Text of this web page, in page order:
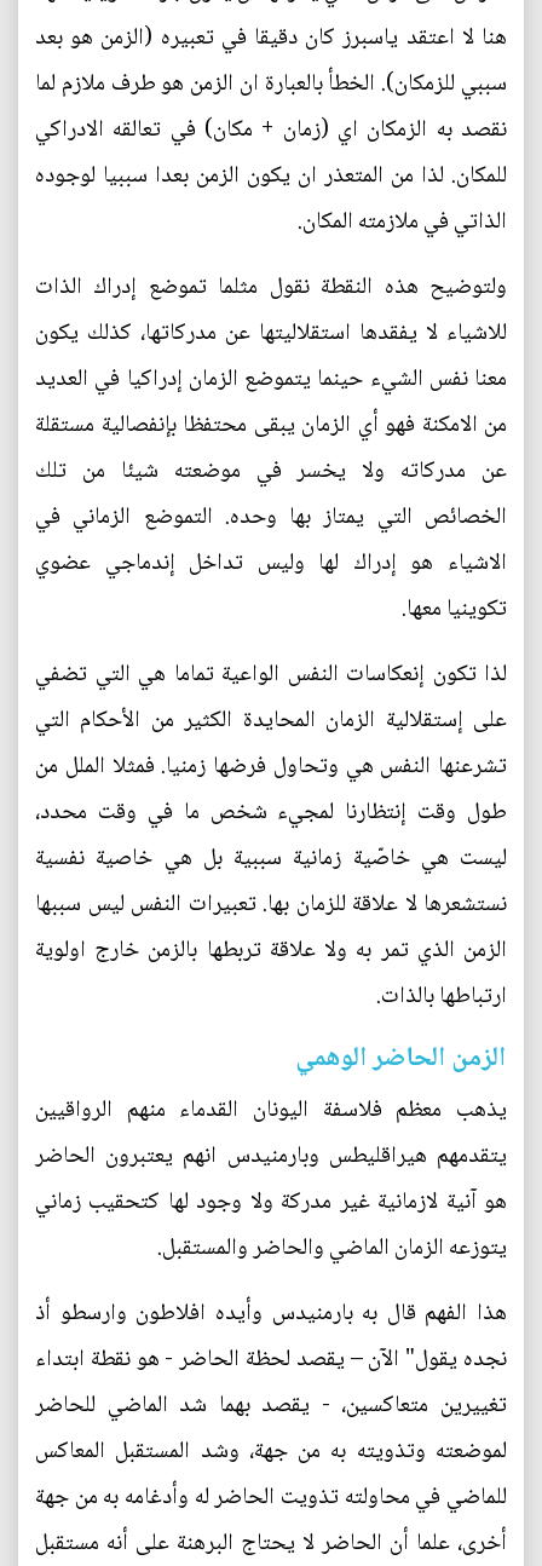
هنا لا اعتقد ياسبرز كان دقيقا في تعبيره (الزمن هو بعد
سببي للزمكان). الخطأ بالعبارة ان الزمن هو طرف ملازم لما
نقصد به الزمكان اي (زمان + مكان) في تعالقه الادراكي
للمكان. لذا من المتعذر ان يكون الزمن بعدا سببيا لوجوده
الذاتي في ملازمته المكان.
ولتوضيح هذه النقطة نقول مثلما تموضع إدراك الذات
للاشياء لا يفقدها استقلاليتها عن مدركاتها، كذلك يكون
معنا نفس الشيء حينما يتموضع الزمان إدراكيا في العديد
من الامكنة فهو أي الزمان يبقى محتفظا بإنفصالية مستقلة
عن مدركاته ولا يخسر في موضعته شيئا من تلك
الخصائص التي يمتاز بها وحده. التموضع الزماني في
الاشياء هو إدراك لها وليس تداخل إندماجي عضوي
تكوينيا معها.
لذا تكون إنعكاسات النفس الواعية تماما هي التي تضفي
على إستقلالية الزمان المحايدة الكثير من الأحكام التي
تشرعنها النفس هي وتحاول فرضها زمنيا. فمثلا الملل من
طول وقت إنتظارنا لمجيء شخص ما في وقت محدد،
ليست هي خاصّية زمانية سببية بل هي خاصية نفسية
نستشعرها لا علاقة للزمان بها. تعبيرات النفس ليس سببها
الزمن الذي تمر به ولا علاقة تربطها بالزمن خارج اولوية
ارتباطها بالذات.
الزمن الحاضر الوهمي
يذهب معظم فلاسفة اليونان القدماء منهم الرواقيين
يتقدمهم هيراقليطس وبارمنيدس انهم يعتبرون الحاضر
هو آنية لازمانية غير مدركة ولا وجود لها كتحقيب زماني
يتوزعه الزمان الماضي والحاضر والمستقبل.
هذا الفهم قال به بارمنيدس وأيده افلاطون وارسطو أذ
نجده يقول" الآن – يقصد لحظة الحاضر - هو نقطة ابتداء
تغييرين متعاكسين، - يقصد بهما شد الماضي للحاضر
لموضعته وتذويته به من جهة، وشد المستقبل المعاكس
للماضي في محاولته تذويت الحاضر له وأدغامه به من جهة
أخرى، علما أن الحاضر لا يحتاج البرهنة على أنه مستقبل